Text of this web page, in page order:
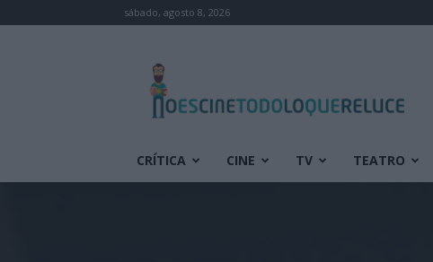
sábado, agosto 8, 2026
cine
todo
que
CRÍTICA CINE TV TEATRO